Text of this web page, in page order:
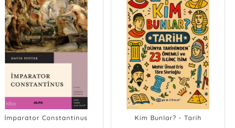
İmparator Constantinus Kim Bunlar? - Tarih